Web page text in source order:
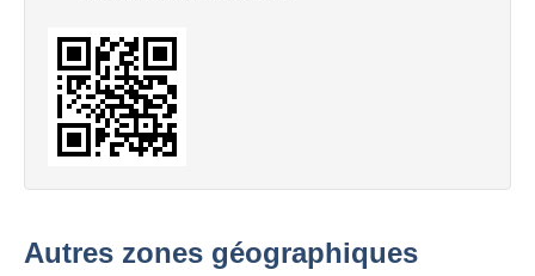
Autres zones géographiques